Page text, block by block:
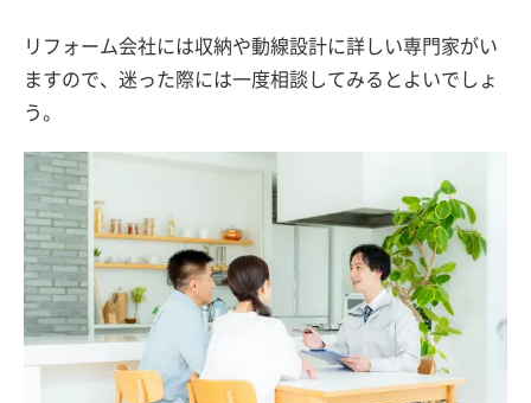
リフォーム会社には収納や動線設計に詳しい専門家がい
ますので、迷った際には一度相談してみるとよいでしょ
う。